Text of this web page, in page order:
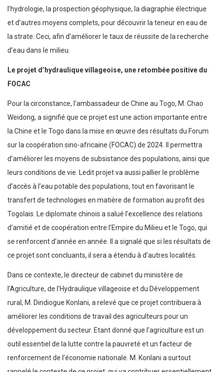
l’hydrologie, la prospection géophysique, la diagraphie électrique
et d’autres moyens complets, pour découvrir la teneur en eau de
la strate. Ceci, afin d’améliorer le taux de réussite de la recherche
d’eau dans le milieu.
Le projet d’hydraulique villageoise, une retombée positive du
FOCAC
Pour la circonstance, l’ambassadeur de Chine au Togo, M. Chao
Weidong, a signifié que ce projet est une action importante entre
la Chine et le Togo dans la mise en œuvre des résultats du Forum
sur la coopération sino-africaine (FOCAC) de 2024. Il permettra
d’améliorer les moyens de subsistance des populations, ainsi que
leurs conditions de vie. Ledit projet va aussi pallier le problème
d’accès à l’eau potable des populations, tout en favorisant le
transfert de technologies en matière de formation au profit des
Togolais. Le diplomate chinois a salué l’excellence des relations
d’amitié et de coopération entre l’Empire du Milieu et le Togo, qui
se renforcent d’année en année. Il a signalé que si les résultats de
ce projet sont concluants, il sera a étendu à d’autres localités.
Dans ce contexte, le directeur de cabinet du ministère de
l’Agriculture, de l’Hydraulique villageoise et du Développement
rural, M. Dindiogue Konlani, a relevé que ce projet contribuera à
améliorer les conditions de travail des agriculteurs pour un
développement du secteur. Etant donné que l’agriculture est un
outil essentiel de la lutte contre la pauvreté et un facteur de
renforcement de l’économie nationale. M. Konlani a surtout